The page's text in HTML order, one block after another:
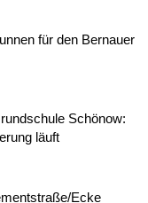
für den Bernauer
Schönow:
läuft
Ecke